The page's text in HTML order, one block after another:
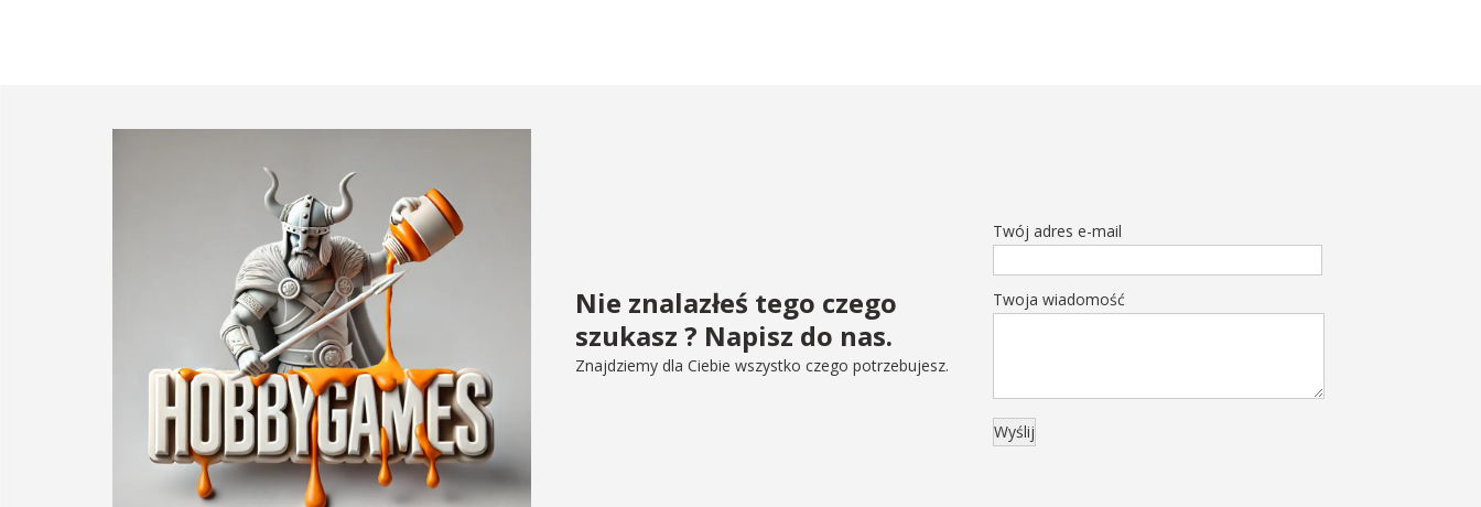
Nie znalazłeś tego czego
szukasz ? Napisz do nas.
Znajdziemy dla Ciebie wszystko czego potrzebujesz.
Twój adres e-mail
Twoja wiadomość